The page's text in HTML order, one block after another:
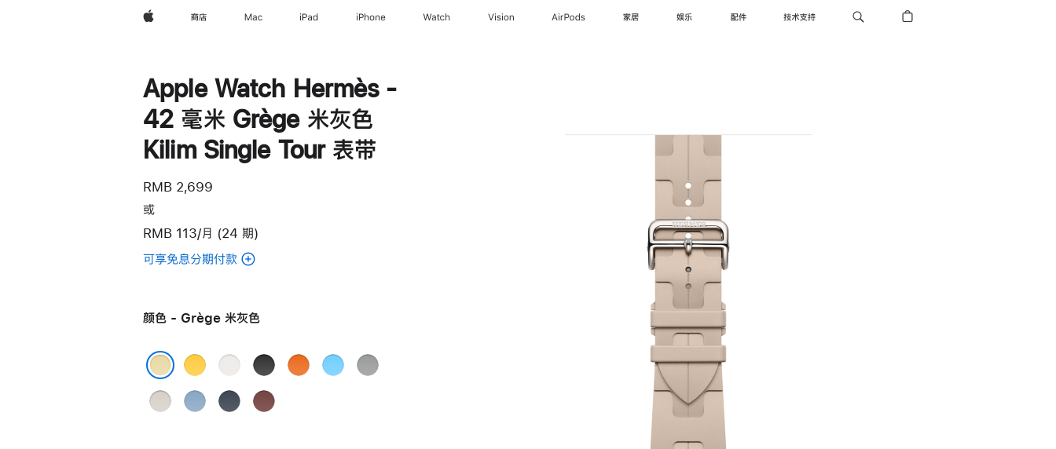
Apple 商店 Mac iPad iPhone Watch Vision AirPods 家居 娱乐 配件 技术支持
Apple Watch Hermès -
42 毫米 Grège 米灰色
Kilim Single Tour 表带
RMB 2,699
或
RMB 113/月 (24 期)
可享免息分期付款 (Apple
-
毫
Grège
颜色 - Grège 米灰色
Jaune
色
Blanc
色
Noir
色
OrangeBleu
Gris
BétonBleu
Navy
Rouge